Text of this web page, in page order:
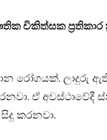
චිකිත්සක
රෝගයක්. ලාදුරු
ඒ
කරනවා.